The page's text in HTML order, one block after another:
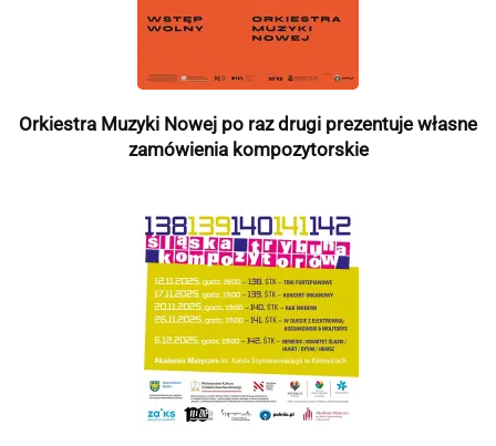
Orkiestra Muzyki Nowej po raz drugi prezentuje własne
zamówienia kompozytorskie